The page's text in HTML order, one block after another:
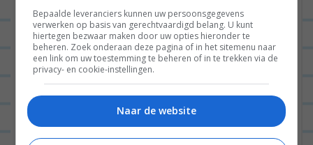
X STYLONYM
http://www.stylonym.blogspot.com
BEANTWOORDEN
LEONIE 19/01/2014 op 13:20
Haha jaa seizoen 2 kijk ik
ook naar uit
Bepaalde leveranciers kunnen uw persoonsgegevens
verwerken op basis van gerechtvaardigd belang. U kunt
hiertegen bezwaar maken door uw opties hieronder te
beheren. Zoek onderaan deze pagina of in het sitemenu naar
een link om uw toestemming te beheren of in te trekken via de
privacy- en cookie-instellingen.
Naar de website